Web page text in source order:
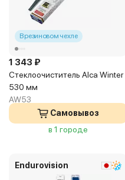
В резиновом чехле
1 343 ₽
Стеклоочиститель Alca Winter
530 мм
AW53
Самовывоз
в 1 городе
Endurovision